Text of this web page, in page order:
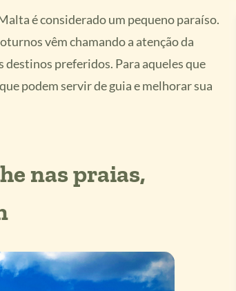
é considerado um pequeno paraíso.
vêm chamando a atenção da
destinos preferidos. Para aqueles que
podem servir de guia e melhorar sua
nas praias,